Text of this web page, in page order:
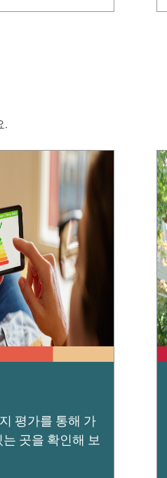
.
평가를 통해 가
곳을 확인해 보